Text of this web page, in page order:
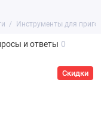
Инструменты для
и ответы 0
Скидки